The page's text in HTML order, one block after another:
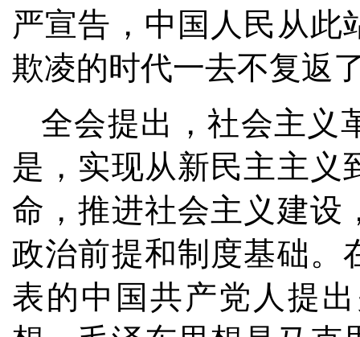
严宣告，中国人民从此
欺凌的时代一去不复返
全会提出，社会主义
是，实现从新民主主义
命，推进社会主义建设
政治前提和制度基础。
表的中国共产党人提